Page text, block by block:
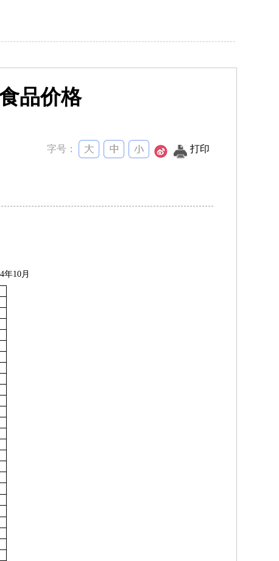
品价格
字号： 打印
年10月